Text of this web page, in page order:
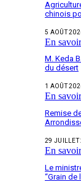
chinois
5 AOÛT
En
M. Keda
du désert
1 AOÛT
En
Remise
29 JUILLET
En
Le
“Grain de